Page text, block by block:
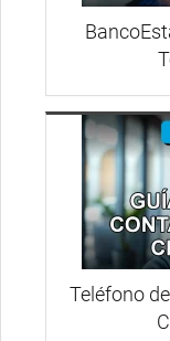
Teléfono